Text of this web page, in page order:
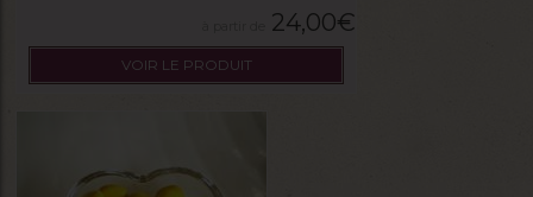
24,00€
VOIR LE PRODUIT